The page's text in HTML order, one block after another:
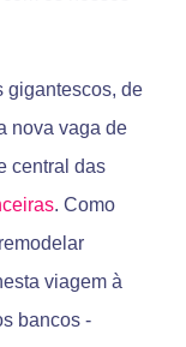
gigantescos, de
nova vaga de
central das
. Como
viagem à
bancos -